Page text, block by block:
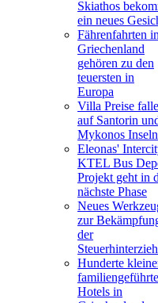
Skiathos
ein neues
Fährenfahrten in
Griechenland
gehören zu den
teuersten in
Europa
Villa Preise
auf Santorin
Mykonos Inseln
Eleonas'
KTEL Bus
Projekt geht in
nächste Phase
Neues
zur
der
Hunderte
Hotels in